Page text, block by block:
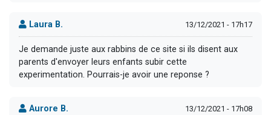
Laura B. 13/12/2021 - 17h17
Je demande juste aux rabbins de ce site si ils disent aux
parents d'envoyer leurs enfants subir cette
experimentation. Pourrais-je avoir une reponse ?
Aurore B. 13/12/2021 - 17h08